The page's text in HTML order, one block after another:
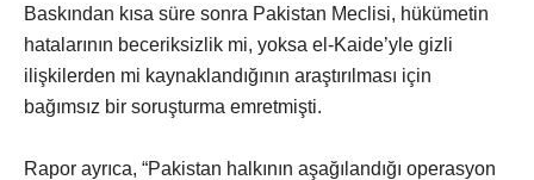
Baskından kısa süre sonra Pakistan Meclisi, hükümetin
hatalarının beceriksizlik mi, yoksa el-Kaide’yle gizli
ilişkilerden mi kaynaklandığının araştırılması için
bağımsız bir soruşturma emretmişti.
Rapor ayrıca, “Pakistan halkının aşağılandığı operasyon